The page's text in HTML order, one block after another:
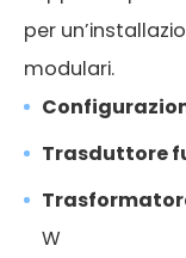
per
modulari.
Trasduttore
W